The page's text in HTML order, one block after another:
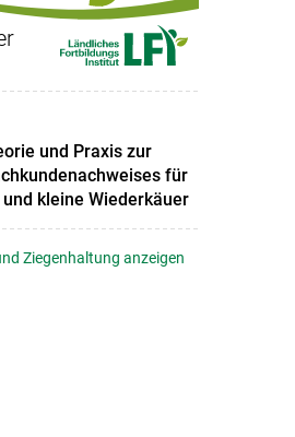
und Praxis zur
für
kleine Wiederkäuer
Ziegenhaltung anzeigen